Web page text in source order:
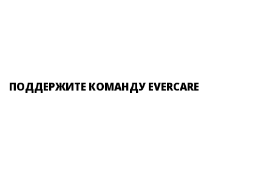
ПОДДЕРЖИТЕ КОМАНДУ EVERCARE